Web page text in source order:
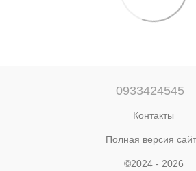
0933424545
Контакты
Полная версия
©2024 - 2026